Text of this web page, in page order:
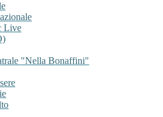
Live
"Nella Bonaffini"